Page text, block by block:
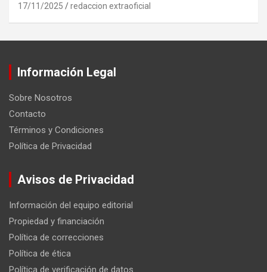
17/11/2025 redaccion extraoficial
Información Legal
Sobre Nosotros
Contacto
Términos y Condiciones
Política de Privacidad
Avisos de Privacidad
Información del equipo editorial
Propiedad y financiación
Política de correcciones
Política de ética
Política de verificación de datos